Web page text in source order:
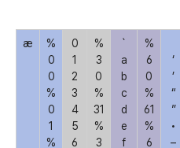
æ
%
0
0
%
0
1
%
0
1
2
3
4
5
6
%
3
0
%
31
%
3
`
a
b
c
d
e
f
%
6
0
%
61
%
6
‘
’
“
”
•
–